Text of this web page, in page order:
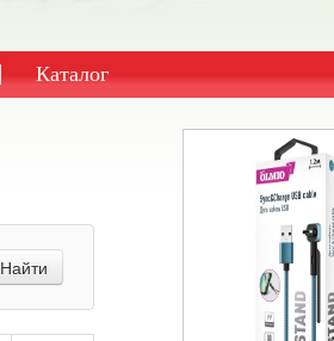
Каталог
Найти